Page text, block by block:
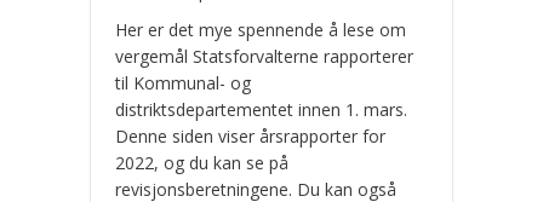
Her er det mye spennende å lese om
vergemål Statsforvalterne rapporterer
til Kommunal- og
distriktsdepartementet innen 1. mars.
Denne siden viser årsrapporter for
2022, og du kan se på
revisjonsberetningene. Du kan også